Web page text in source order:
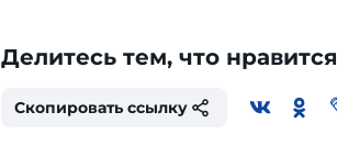
Делитесь тем, что нравится
Скопировать ссылку